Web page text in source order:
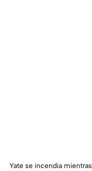
Yate se incendia